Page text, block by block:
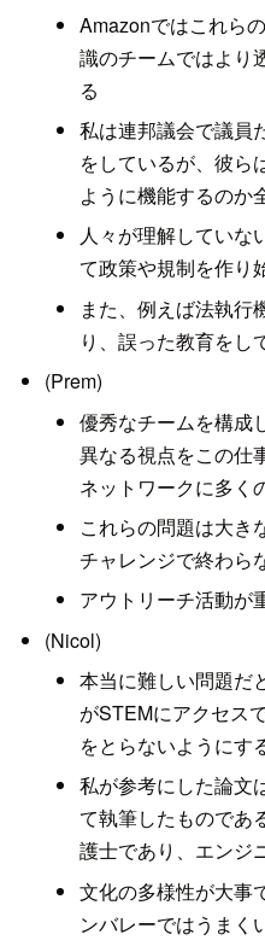
Amazonではこれら
識のチームではより
る
私は連邦議会で議員
をしているが、彼ら
ように機能するのか
人々が理解していな
て政策や規制を作り
また、例えば法執行
り、誤った教育をし
(Prem)
優秀なチームを構成
異なる視点をこの仕
ネットワークに多く
これらの問題は大き
チャレンジで終わら
アウトリーチ活動が
(Nicol)
本当に難しい問題だ
がSTEMにアクセス
をとらないようにす
私が参考にした論文
て執筆したものであ
護士であり、エンジ
文化の多様性が大事
ンバレーではうまく